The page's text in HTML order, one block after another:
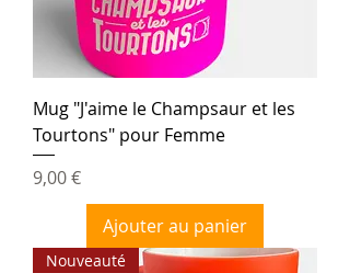
Mug "J'aime le Champsaur et les
Tourtons" pour Femme
Prix
9,00 €
Ajouter au panier
Nouveauté